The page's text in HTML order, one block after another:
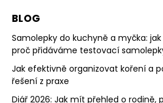
BLOG
Samolepky do kuchyně a myčka:
proč přidáváme testovací
Jak efektivně organizovat koření a
řešení z praxe
Diář 2026: Jak mít přehled o rodině,